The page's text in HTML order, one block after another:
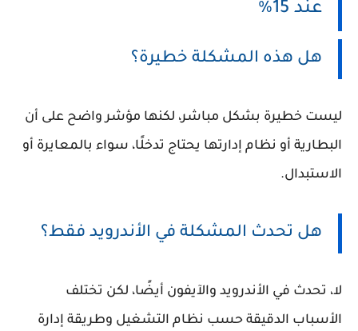
عند 15%
هل هذه المشكلة خطيرة؟
ليست خطيرة بشكل مباشر، لكنها مؤشر واضح على أن
البطارية أو نظام إدارتها يحتاج تدخلًا، سواء بالمعايرة أو
الاستبدال.
هل تحدث المشكلة في الأندرويد فقط؟
لا، تحدث في الأندرويد والآيفون أيضًا، لكن تختلف
الأسباب الدقيقة حسب نظام التشغيل وطريقة إدارة